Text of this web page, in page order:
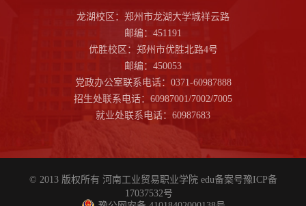
龙湖校区：郑州市龙湖大学城祥云路
邮编：451191
优胜校区：郑州市优胜北路4号
邮编：450053
党政办公室联系电话：0371-60987888
招生处联系电话：60987001/7002/7005
就业处联系电话：60987683
© 2013 版权所有 河南工业贸易职业学院 edu备案号豫ICP备
17037532号